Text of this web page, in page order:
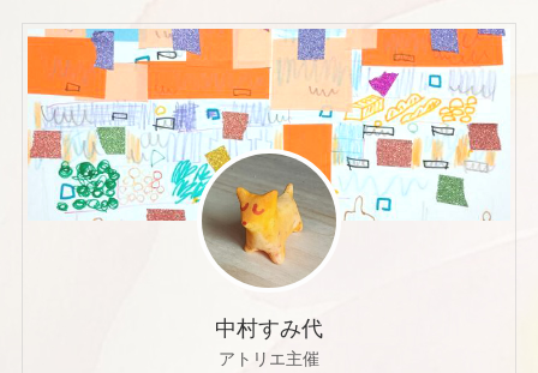
中村すみ代
アトリエ主催